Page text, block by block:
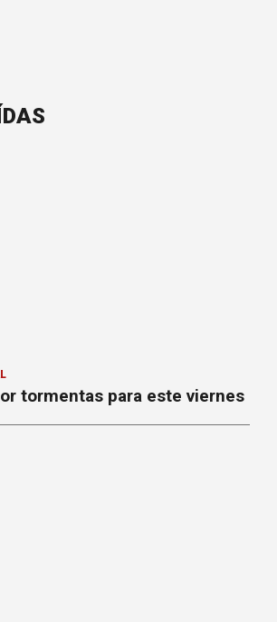
tormentas para este viernes